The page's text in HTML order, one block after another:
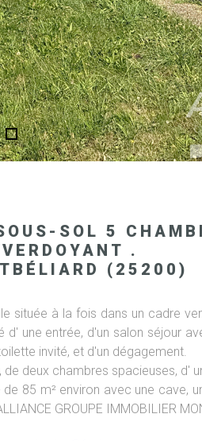
SOL 5
VERDOYANT .
(25200)
située à la fois dans un cadre
une entrée, d'un salon séjour
invité, et d'un dégagement.
deux chambres spacieuses, d'
85 m² environ avec une cave,
GROUPE IMMOBILIER